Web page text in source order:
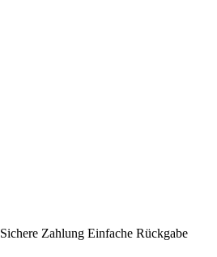
Sichere Zahlung Einfache Rückgabe